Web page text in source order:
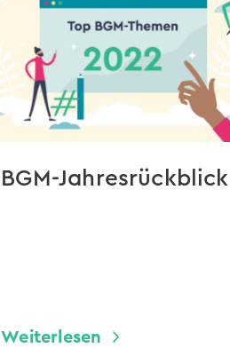
BGM-Jahresrückblick
Weiterlesen